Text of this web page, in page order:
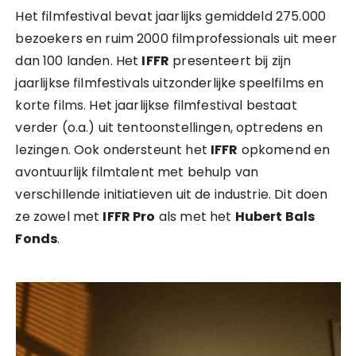
Het filmfestival bevat jaarlijks gemiddeld 275.000
bezoekers en ruim 2000 filmprofessionals uit meer
dan 100 landen. Het IFFR presenteert bij zijn
jaarlijkse filmfestivals uitzonderlijke speelfilms en
korte films. Het jaarlijkse filmfestival bestaat
verder (o.a.) uit tentoonstellingen, optredens en
lezingen. Ook ondersteunt het IFFR opkomend en
avontuurlijk filmtalent met behulp van
verschillende initiatieven uit de industrie. Dit doen
ze zowel met IFFR Pro als met het Hubert Bals
Fonds.